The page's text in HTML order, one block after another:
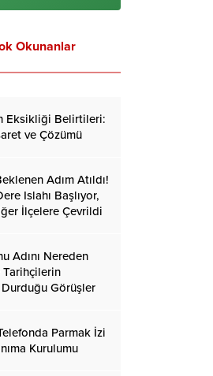
Okunanlar
Eksikliği Belirtileri:
ve Çözümü
Adım Atıldı!
Islahı Başlıyor,
İlçelere Çevrildi
Adını Nereden
Tarihçilerin
Görüşler
Parmak İzi
Kurulumu